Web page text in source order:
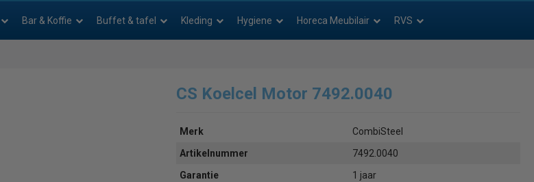
Bar & Koffie Buffet & tafel Kleding Hygiene Horeca Meubilair RVS
CS Koelcel Motor 7492.0040
Merk
CombiSteel
Artikelnummer
7492.0040
Garantie
1 jaar